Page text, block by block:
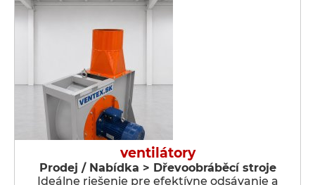
ventilátory
Prodej / Nabídka > Dřevoobráběcí stroje
Ideálne riešenie pre efektívne odsávanie a